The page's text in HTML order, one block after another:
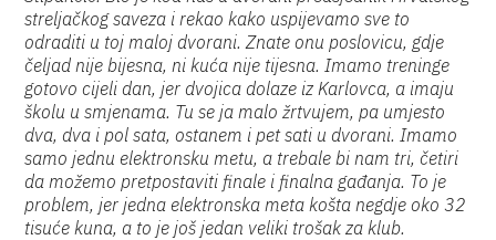
streljačkog saveza i rekao kako uspijevamo sve to
odraditi u toj maloj dvorani. Znate onu poslovicu, gdje
čeljad nije bijesna, ni kuća nije tijesna. Imamo treninge
gotovo cijeli dan, jer dvojica dolaze iz Karlovca, a imaju
školu u smjenama. Tu se ja malo žrtvujem, pa umjesto
dva, dva i pol sata, ostanem i pet sati u dvorani. Imamo
samo jednu elektronsku metu, a trebale bi nam tri, četiri
da možemo pretpostaviti finale i finalna gađanja. To je
problem, jer jedna elektronska meta košta negdje oko 32
tisuće kuna, a to je još jedan veliki trošak za klub.